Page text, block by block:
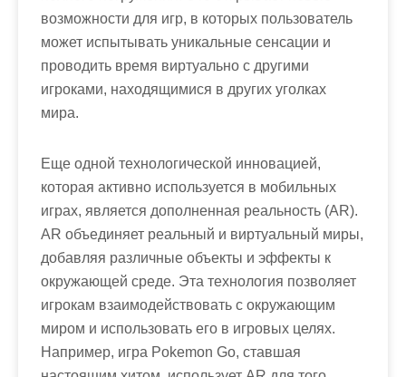
возможности для игр, в которых пользователь
может испытывать уникальные сенсации и
проводить время виртуально с другими
игроками, находящимися в других уголках
мира.
Еще одной технологической инновацией,
которая активно используется в мобильных
играх, является дополненная реальность (AR).
AR объединяет реальный и виртуальный миры,
добавляя различные объекты и эффекты к
окружающей среде. Эта технология позволяет
игрокам взаимодействовать с окружающим
миром и использовать его в игровых целях.
Например, игра Pokemon Go, ставшая